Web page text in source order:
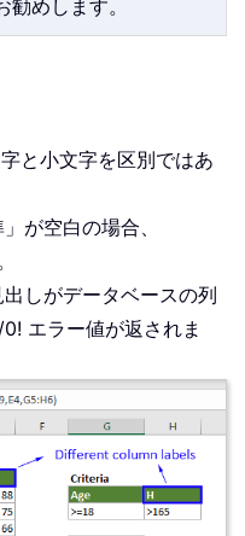
めします。
と小文字を区別ではあ
が空白の場合、
しがデータベースの列
エラー値が返されま